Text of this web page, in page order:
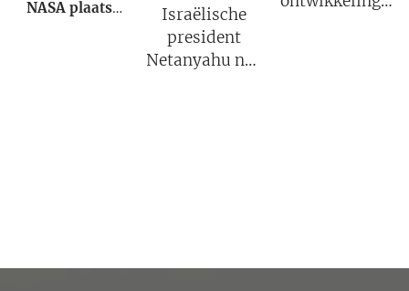
NASA plaats
Israëlische
president
Netanyahu nog